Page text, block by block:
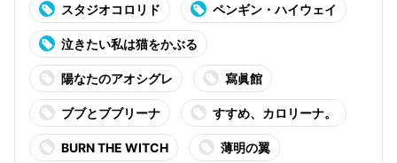
スタジオコロリド ペンギン・ハイウェイ
泣きたい私は猫をかぶる
陽なたのアオシグレ 寫眞館
ブブとブブリーナ すすめ、カロリーナ。
BURN THE WITCH 薄明の翼